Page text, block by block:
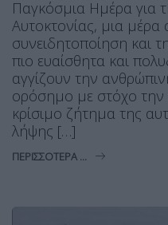
Παγκόσμια Ημέρα για
Αυτοκτονίας, μια
συνειδητοποίηση και
πιο ευαίσθητα και
αγγίζουν την
ορόσημο με στόχο την
κρίσιμο ζήτημα της
λήψης […]
ΠΕΡΙΣΣΌΤΕΡΑ ...